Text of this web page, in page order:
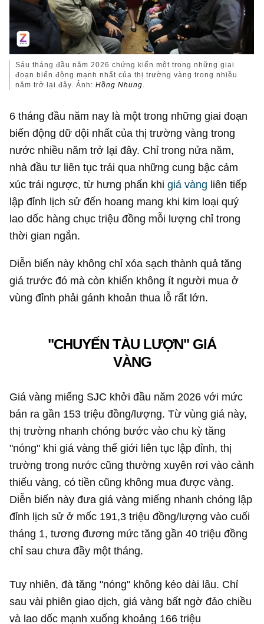
Sáu tháng đầu năm 2026 chứng kiến một trong những giai
đoạn biến động mạnh nhất của thị trường vàng trong nhiều
năm trở lại đây. Ảnh:Hồng Nhung.
6 tháng đầu năm nay là một trong những giai đoạn
biến động dữ dội nhất của thị trường vàng trong
nước nhiều năm trở lại đây. Chỉ trong nửa năm,
nhà đầu tư liên tục trải qua những cung bậc cảm
xúc trái ngược, từ hưng phấn khigiá vàng liên tiếp
lập đỉnh lịch sử đến hoang mang khi kim loại quý
lao dốc hàng chục triệu đồng mỗi lượng chỉ trong
thời gian ngắn.
Diễn biến này không chỉ xóa sạch thành quả tăng
giá trước đó mà còn khiến không ít người mua ở
vùng đỉnh phải gánh khoản thua lỗ rất lớn.
"CHUYẾN TÀU LƯỢN" GIÁ
VÀNG
Giá vàng miếng SJC khởi đầu năm 2026 với mức
bán ra gần 153 triệu đồng/lượng. Từ vùng giá này,
thị trường nhanh chóng bước vào chu kỳ tăng
"nóng" khi giá vàng thế giới liên tục lập đỉnh, thị
trường trong nước cũng thường xuyên rơi vào cảnh
thiếu vàng, có tiền cũng không mua được vàng.
Diễn biến này đưa giá vàng miếng nhanh chóng lập
đỉnh lịch sử ở mốc 191,3 triệu đồng/lượng vào cuối
tháng 1, tương đương mức tăng gần 40 triệu đồng
chỉ sau chưa đầy một tháng.
Tuy nhiên, đà tăng "nóng" không kéo dài lâu. Chỉ
sau vài phiên giao dịch, giá vàng bất ngờ đảo chiều
và lao dốc mạnh xuống khoảng 166 triệu